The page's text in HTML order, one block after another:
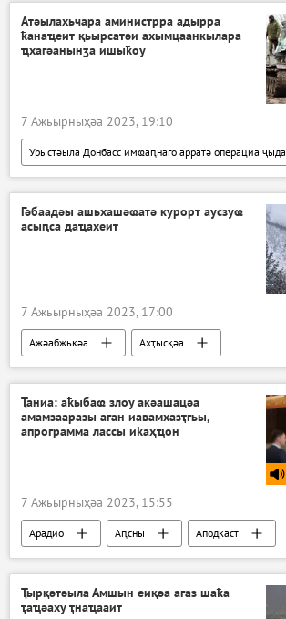
Атәылахьчара аминистрра адырра
ҟанаҵеит қьырсатәи ахымцаанкылара
ҵхагәанынӡа ишыҟоу
7 Ажьырныҳәа 2023, 19:10
Урыстәыла Донбасс имҩаԥнаго арратә операциа ҷыда
Ажәабжьқәа
Украина
ДЖәР
ЛЖәР
Гәбаадәы ашьхашәҩатә курорт аусзуҩ
асыԥса даҵахеит
7 Ажьырныҳәа 2023, 17:00
Ажәабжьқәа Ахҭысқәа
Ҭаниа: аҟыбаҩ злоу акәашацәа
амамзааразы аган иавамхазҭгьы,
апрограмма лассы иҟаҳҵон
7 Ажьырныҳәа 2023, 15:55
Арадио Аԥсны Аподкаст
Ҭырқәтәыла Амшын еиқәа агаз шаҟа
ҭаҵәаху ҭнаҵааит